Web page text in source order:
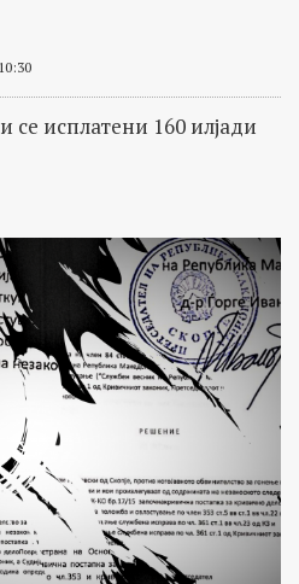
се исплатени 160 илјади